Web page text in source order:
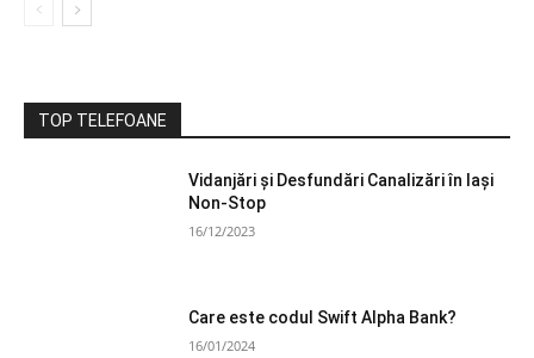
TOP TELEFOANE
Vidanjări și Desfundări Canalizări în Iași
Non-Stop
16/12/2023
Care este codul Swift Alpha Bank?
16/01/2024